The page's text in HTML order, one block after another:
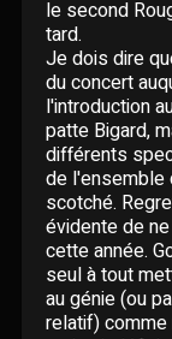
En
ÉCRITS
le second
tard.
Je dois dire
du concert
l'introduction
patte Bigard,
différents
de l'ensemble
scotché.
évidente de
cette année.
seul à tout
au génie (ou
relatif)